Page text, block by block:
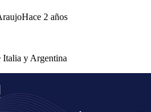
Hace 2 años
Italia y Argentina